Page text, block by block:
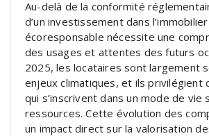
Au-delà de la conformité
d’un investissement dans l’immobilier
écoresponsable nécessite une
des usages et attentes des futurs
2025, les locataires sont largement
enjeux climatiques, et ils privilégient
qui s’inscrivent dans un mode de vie
ressources. Cette évolution des
un impact direct sur la valorisation